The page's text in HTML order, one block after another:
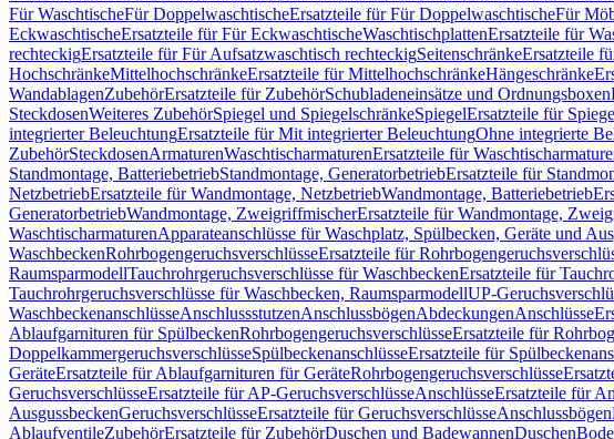
Für WaschtischeFür DoppelwaschtischeErsatzteile für Für DoppelwaschtischeFür
EckwaschtischeErsatzteile für Für EckwaschtischeWaschtischplattenErsatzteile für
rechteckigErsatzteile für Für Aufsatzwaschtisch rechteckigSeitenschränkeErsatzteile
HochschränkeMittelhochschränkeErsatzteile für MittelhochschränkeHängeschränke
WandablagenZubehörErsatzteile für ZubehörSchubladeneinsätze und Ordnungsboxen
SteckdosenWeiteres ZubehörSpiegel und SpiegelschränkeSpiegelErsatzteile für
integrierter BeleuchtungErsatzteile für Mit integrierter BeleuchtungOhne integrierte
ZubehörSteckdosenArmaturenWaschtischarmaturenErsatzteile für
Standmontage, BatteriebetriebStandmontage, GeneratorbetriebErsatzteile für
NetzbetriebErsatzteile für Wandmontage, NetzbetriebWandmontage, Batteriebetrieb
GeneratorbetriebWandmontage, ZweigriffmischerErsatzteile für Wandmontage,
WaschtischarmaturenApparateanschlüsse für Waschplatz, Spülbecken, Geräte und
WaschbeckenRohrbogengeruchsverschlüsseErsatzteile für
RaumsparmodellTauchrohrgeruchsverschlüsse für WaschbeckenErsatzteile für
Tauchrohrgeruchsverschlüsse für Waschbecken, RaumsparmodellUP-
WaschbeckenanschlüsseAnschlussstutzenAnschlussbögenAbdeckungenAnschlüsse
Ablaufgarnituren für SpülbeckenRohrbogengeruchsverschlüsseErsatzteile für
DoppelkammergeruchsverschlüsseSpülbeckenanschlüsseErsatzteile für
GeräteErsatzteile für Ablaufgarnituren für GeräteRohrbogengeruchsverschlüsse
GeruchsverschlüsseErsatzteile für AP-GeruchsverschlüsseAnschlüsseErsatzteile für
AusgussbeckenGeruchsverschlüsseErsatzteile für GeruchsverschlüsseAnschlussbögen
AblaufventileZubehörErsatzteile für ZubehörDuschen und BadewannenDuschen